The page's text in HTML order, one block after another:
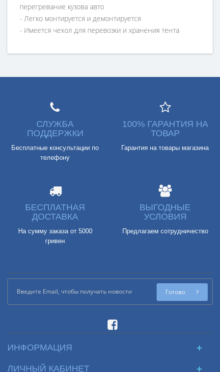
перегревание кузова авто
- Легко монтируется и демонтируется
- Имеется чехол для перевозки и хранения тента
СЛУЖБА
ПОДДЕРЖКИ
Бесплатные консультации по
телефону
100% ГАРАНТИЯ НА
ТОВАР
Гарантия на товары магазина
БЕСПЛАТНАЯ
ДОСТАВКА
На сумму заказа от 5000
гривен
ВЫГОДНЫЕ
УСЛОВИЯ
Предлагаем сотрудничество
Готово
ИНФОРМАЦИЯ
ЛИЧНЫЙ КАБИНЕТ